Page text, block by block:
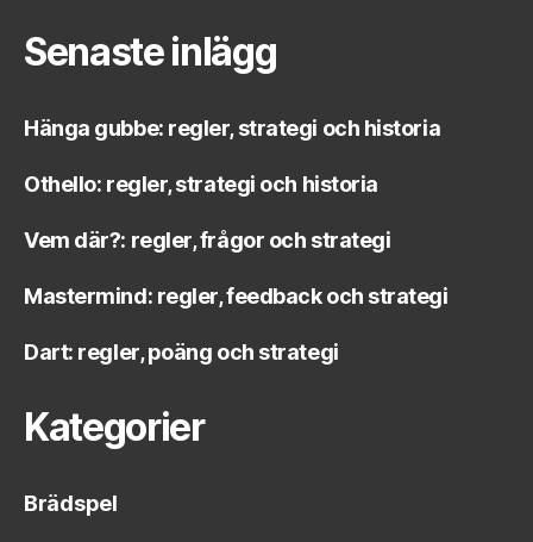
Senaste inlägg
Hänga gubbe: regler, strategi och historia
Othello: regler, strategi och historia
Vem där?: regler, frågor och strategi
Mastermind: regler, feedback och strategi
Dart: regler, poäng och strategi
Kategorier
Brädspel